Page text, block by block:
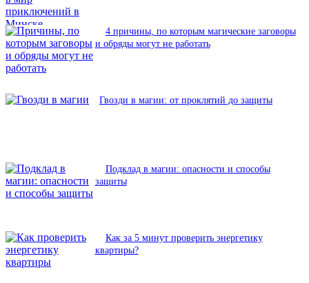
4 причины, по которым магические заговоры
и обряды могут не работать
Гвозди в магии: от проклятий до защиты
Подклад в магии: опасности и способы
защиты
Как за 5 минут проверить энергетику
квартиры?